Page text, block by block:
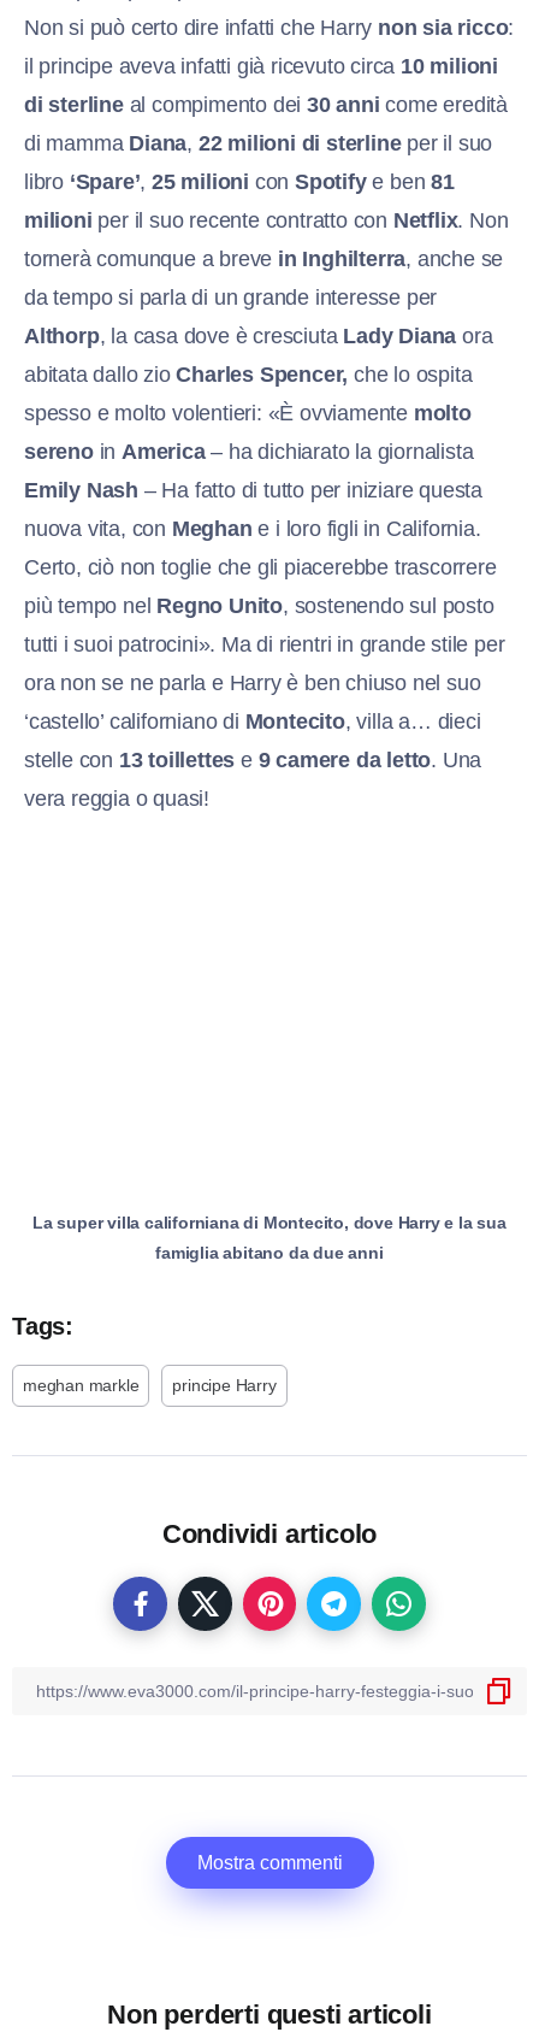
Non si può certo dire infatti che Harry non sia ricco:
il principe aveva infatti già ricevuto circa 10 milioni
di sterlineal compimento dei30 anni come eredità
di mamma Diana, 22 milioni di sterlineper il suo
libro ‘Spare’,25 milioni conSpotifye ben81
milioni per il suo recente contratto con Netflix. Non
tornerà comunque a breve in Inghilterra, anche se
da tempo si parla di un grande interesse per
Althorp, la casa dove è cresciuta Lady Dianaora
abitata dallo zioCharles Spencer,che lo ospita
spesso e molto volentieri: «È ovviamente molto
serenoin America– ha dichiarato la giornalista
Emily Nash – Ha fatto di tutto per iniziare questa
nuova vita, con Meghan e i loro figli in California.
Certo, ciò non toglie che gli piacerebbe trascorrere
più tempo nel Regno Unito, sostenendo sul posto
tutti i suoi patrocini». Ma di rientri in grande stile per
ora non se ne parla e Harry è ben chiuso nel suo
‘castello’ californiano di Montecito, villa a… dieci
stelle con 13 toillettes e 9 camere da letto. Una
vera reggia o quasi!
La super villa californiana di Montecito, dove Harry e la sua
famiglia abitano da due anni
Tags:
meghan markle principe Harry
Condividi articolo
Mostra commenti
Non perderti questi articoli